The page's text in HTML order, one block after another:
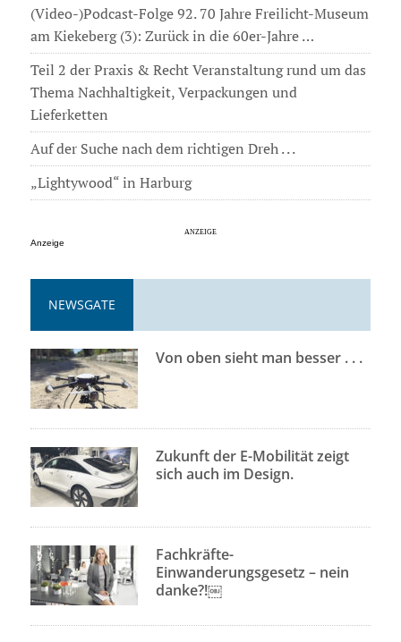
(Video-)Podcast-Folge 92. 70 Jahre Freilicht-Museum
am Kiekeberg (3): Zurück in die 60er-Jahre …
Teil 2 der Praxis & Recht Veranstaltung rund um das
Thema Nachhaltigkeit, Verpackungen und
Lieferketten
Auf der Suche nach dem richtigen Dreh . . .
„Lightywood“ in Harburg
Anzeige
NEWSGATE
Von oben sieht man besser . . .
Zukunft der E-Mobilität zeigt
sich auch im Design.
Fachkräfte-
Einwanderungsgesetz – nein
danke?!￼